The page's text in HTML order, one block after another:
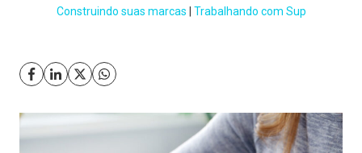
Construindo suas marcas
Trabalhando com Sup